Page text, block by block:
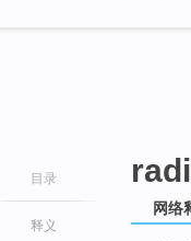
目录
释义
网络